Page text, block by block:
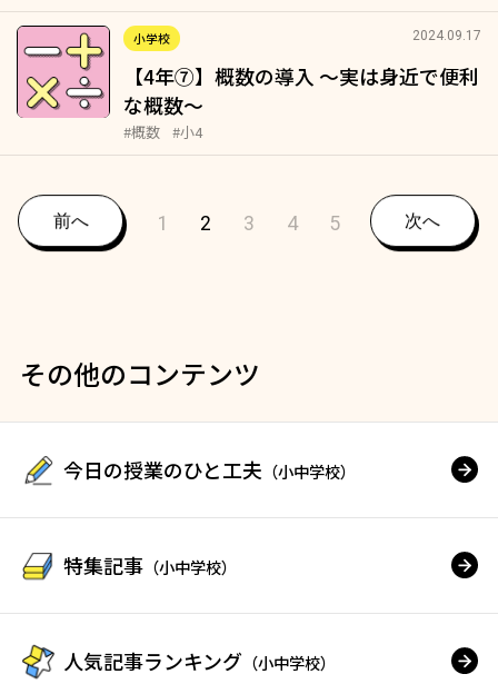
小学校 2024.09.17
【4年⑦】概数の導入 ～実は身近で便利
な概数～
#概数 #小4
前へ 1 2 3 4 5 次へ
その他のコンテンツ
今日の授業のひと工夫 （小中学校）
特集記事 （小中学校）
人気記事ランキング （小中学校）